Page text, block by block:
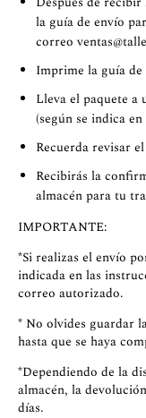
la guía de envío
correo
Imprime la guía
Lleva el paquete a
(según se indica
Recuerda revisar
Recibirás la
almacén para tu
IMPORTANTE:
*Si realizas el envío
indicada en las
correo autorizado.
* No olvides guardar
hasta que se haya
*Dependiendo de la
almacén, la
días.